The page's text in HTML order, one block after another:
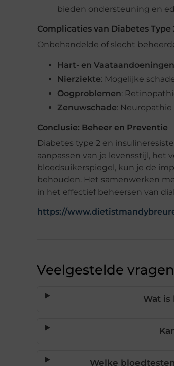
bieden ondersteuning en
Complicaties van Diabetes Type
Onbehandelde of slecht
Hart- en Vaataandoeningen
Nierziekte: Mogelijke
Oogproblemen:
Zenuwschade:
Conclusie: Beheer en Preventie
Diabetes type 2 en
aanpassen van je levensstijl,
bloedsuikerspiegel, kun je de
behouden. Het samenwerken
in het effectief beheersen van
https://
Veelgestelde vragen
Wat is
Welke